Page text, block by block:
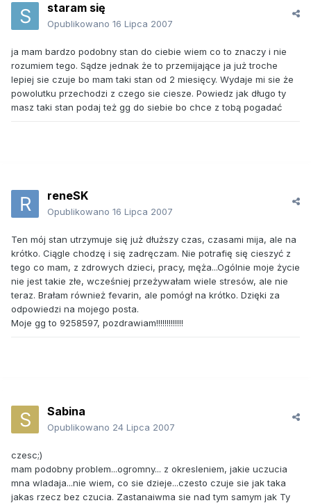
staram się
Opublikowano 16 Lipca 2007
ja mam bardzo podobny stan do ciebie wiem co to znaczy i nie
rozumiem tego. Sądze jednak że to przemijające ja już troche
lepiej sie czuje bo mam taki stan od 2 miesięcy. Wydaje mi sie że
powolutku przechodzi z czego sie ciesze. Powiedz jak długo ty
masz taki stan podaj też gg do siebie bo chce z tobą pogadać
reneSK
Opublikowano 16 Lipca 2007
Ten mój stan utrzymuje się już dłuższy czas, czasami mija, ale na
krótko. Ciągle chodzę i się zadręczam. Nie potrafię się cieszyć z
tego co mam, z zdrowych dzieci, pracy, męża...Ogólnie moje życie
nie jest takie złe, wcześniej przeżywałam wiele stresów, ale nie
teraz. Brałam również fevarin, ale pomógł na krótko. Dzięki za
odpowiedzi na mojego posta.
Moje gg to 9258597, pozdrawiam!!!!!!!!!!!!!
Sabina
Opublikowano 24 Lipca 2007
czesc;)
mam podobny problem...ogromny... z okresleniem, jakie uczucia
mna wladaja...nie wiem, co sie dzieje...czesto czuje sie jak taka
jakas rzecz bez czucia. Zastanaiwma sie nad tym samym jak Ty